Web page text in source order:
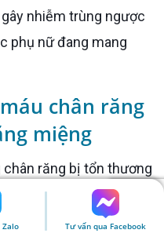
nhiễm trùng ngược
phụ nữ đang mang
chân răng
miệng
kiện thuận lợi khiến vi
chảy máu chân răng là
Zalo Tư vấn qua Facebook